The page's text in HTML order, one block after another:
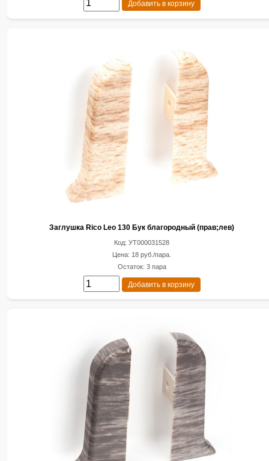
Добавить в корзину
Заглушка Rico Leo 130 Бук благородный (прав;лев)
Код: УТ000031528
Цена: 18 руб./пара.
Остаток: 3 пара
Добавить в корзину